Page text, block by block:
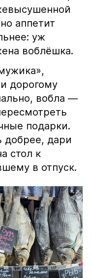
аппетит
уж
воблёшка.
дорогому
вобла —
подарки.
добрее, дари
стол к
в отпуск.